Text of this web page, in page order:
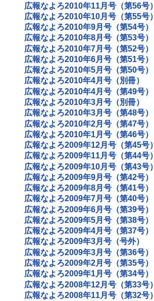
広報なよろ2010年11月号（第56号）
広報なよろ2010年10月号（第55号）
広報なよろ2010年9月号（第54号）
広報なよろ2010年8月号（第53号）
広報なよろ2010年7月号（第52号）
広報なよろ2010年6月号（第51号）
広報なよろ2010年5月号（第50号）
広報なよろ2010年4月号（別冊）
広報なよろ2010年4月号（第49号）
広報なよろ2010年3月号（別冊）
広報なよろ2010年3月号（第48号）
広報なよろ2010年2月号（第47号）
広報なよろ2010年1月号（第46号）
広報なよろ2009年12月号（第45号）
広報なよろ2009年11月号（第44号）
広報なよろ2009年10月号（第43号）
広報なよろ2009年9月号（第42号）
広報なよろ2009年8月号（第41号）
広報なよろ2009年7月号（第40号）
広報なよろ2009年6月号（第39号）
広報なよろ2009年5月号（第38号）
広報なよろ2009年4月号（第37号）
広報なよろ2009年3月号（号外）
広報なよろ2009年3月号（第36号）
広報なよろ2009年2月号（第35号）
広報なよろ2009年1月号（第34号）
広報なよろ2008年12月号（第33号）
広報なよろ2008年11月号（第32号）